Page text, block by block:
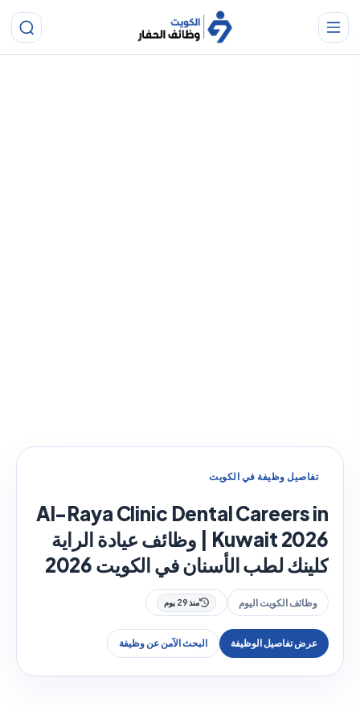
تفاصيل وظيفة في الكويت
Al-Raya Clinic Dental Careers in
Kuwait 2026 | وظائف عيادة الراية
كلينك لطب الأسنان في الكويت 2026
وظائف الكويت اليوم منذ 29 يوم
عرض تفاصيل الوظيفة البحث الآمن عن وظيفة